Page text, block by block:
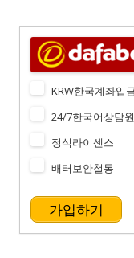
KRW한국계좌입
24/7한국어상담원
정식라이센스
배터보안철통
가입하기